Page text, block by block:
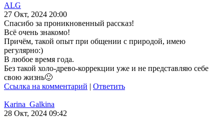
ALG
27 Окт, 2024 20:00
Спасибо за проникновенный рассказ!
Всë очень знакомо!
Причëм, такой опыт при общении с природой, имею
регулярно:)
В любое время года.
Без такой холо-древо-коррекции уже и не представляю себе
свою жизнь🙂
Ссылка на комментарий | Ответить
Karina_Galkina
28 Окт, 2024 09:42